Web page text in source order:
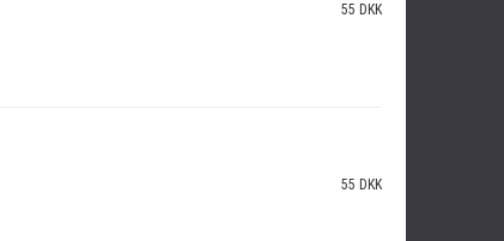
55 DKK
55 DKK